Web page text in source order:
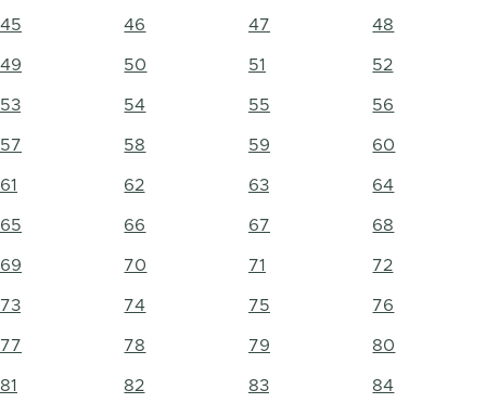
45 46 47 48
49 50 51 52
53 54 55 56
57 58 59 60
61 62 63 64
65 66 67 68
69 70 71 72
73 74 75 76
77 78 79 80
81 82 83 84